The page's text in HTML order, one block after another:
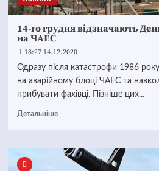
14-го грудня відзначають
на ЧАЕС
18:27 14.12.2020
Одразу після катастрофи 1986
на аварійному блоці ЧАЕС та
прибувати фахівці. Пізніше цих...
Детальніше